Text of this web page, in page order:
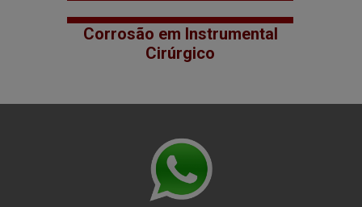
Corrosão em Instrumental
Cirúrgico